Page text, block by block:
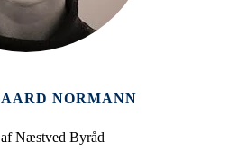
NORMANN
Næstved Byråd